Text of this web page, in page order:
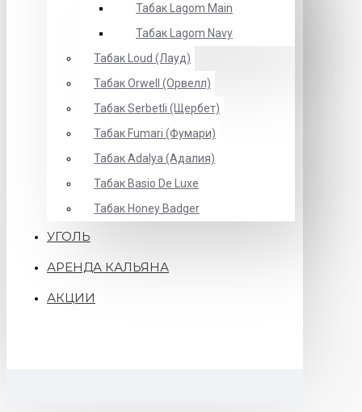
Табак Lagom Main
Табак Lagom Navy
Табак Loud (Лауд)
Табак Orwell (Орвелл)
Табак Serbetli (Щербет)
Табак Fumari (Фумари)
Табак Adalya (Адалия)
Табак Basio De Luxe
Табак Honey Badger
УГОЛЬ
АРЕНДА КАЛЬЯНА
АКЦИИ